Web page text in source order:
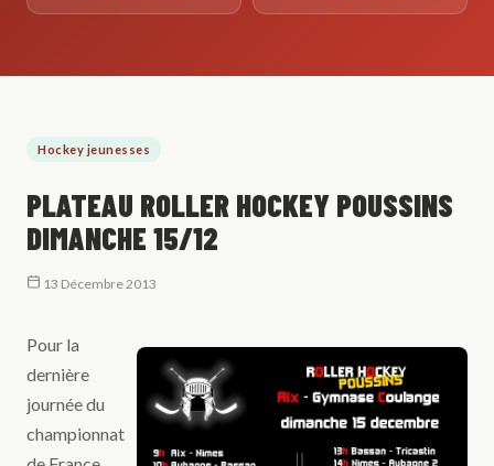
Hockey jeunesses
PLATEAU ROLLER HOCKEY POUSSINS
DIMANCHE 15/12
13 Décembre 2013
Pour la
dernière
journée du
championnat